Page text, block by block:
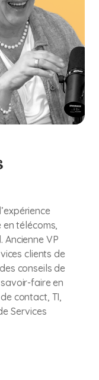
en télécoms,
VP
clients de
conseils de
faire en
contact, TI,
Services